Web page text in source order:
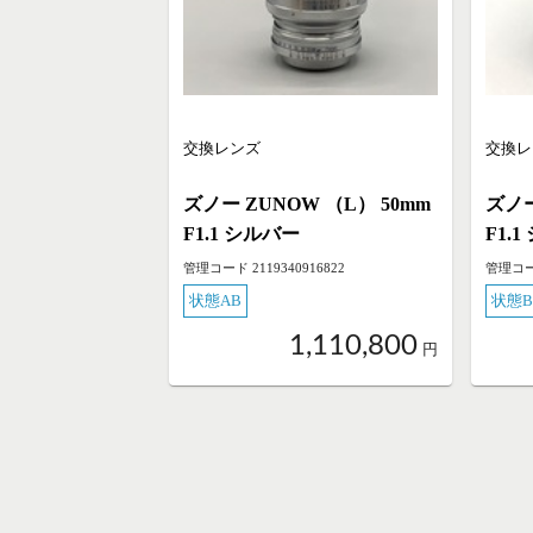
交換レンズ
ズノー ZUNOW （L） 50mm
F1.1 シルバー
管理コード 2119340916822
状態AB
1,110,800 円
交換
ズノ
F1.1
管理コ
状態B